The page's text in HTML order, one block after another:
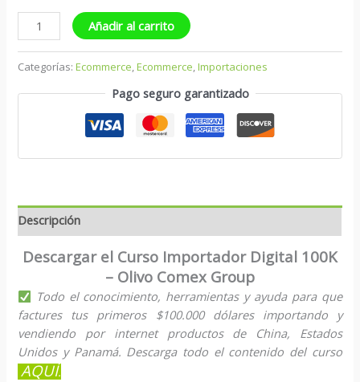
Añadir al carrito
Categorías:Ecommerce,Ecommerce,Importaciones
Pago seguro garantizado
Descripción
Descargar el Curso Importador Digital 100K
– Olivo Comex Group
Todo el conocimiento, herramientas y ayuda para que
factures tus primeros $100.000 dólares importando y
vendiendo por internet productos de China, Estados
Unidos y Panamá. Descarga todo el contenido del curso
AQUÍ.